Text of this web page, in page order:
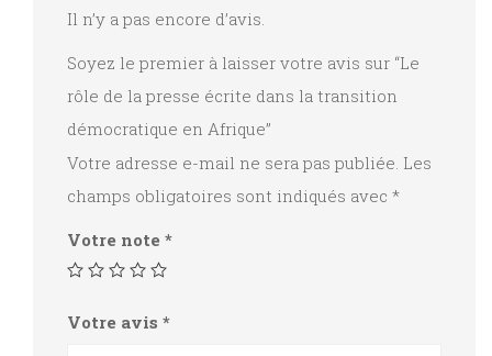
Afrique
Il n’y a pas encore d’avis.
Soyez le premier à laisser votre avis sur “Le
rôle de la presse écrite dans la transition
démocratique en Afrique”
Votre adresse e-mail ne sera pas publiée. Les
champs obligatoires sont indiqués avec *
Votre note *
Votre avis *